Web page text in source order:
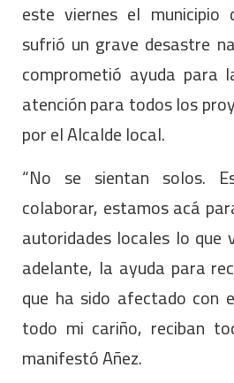
este viernes el municipio
sufrió un grave desastre
comprometió ayuda para
atención para todos los
por el Alcalde local.
“No se sientan solos.
colaborar, estamos acá
autoridades locales lo que
adelante, la ayuda para
que ha sido afectado con
todo mi cariño, reciban
manifestó Añez.